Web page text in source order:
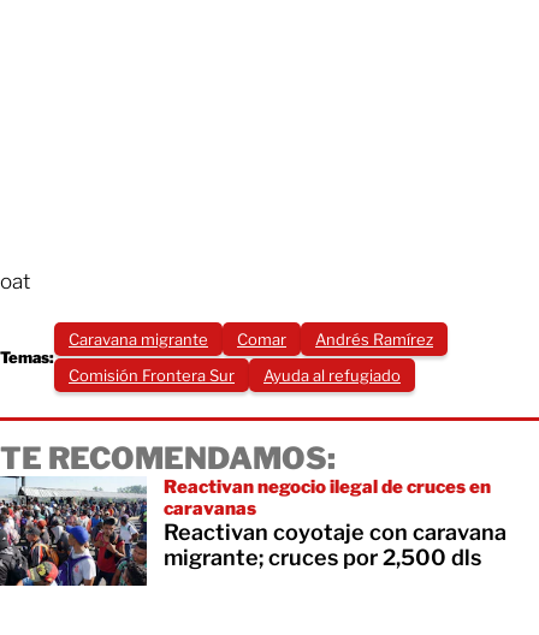
oat
Temas:
Caravana migrante Comar
Andrés Ramírez
Comisión Frontera Sur
Ayuda al refugiado
TE RECOMENDAMOS:
Reactivan negocio ilegal de cruces en
caravanas
Reactivan coyotaje con caravana
migrante; cruces por 2,500 dls